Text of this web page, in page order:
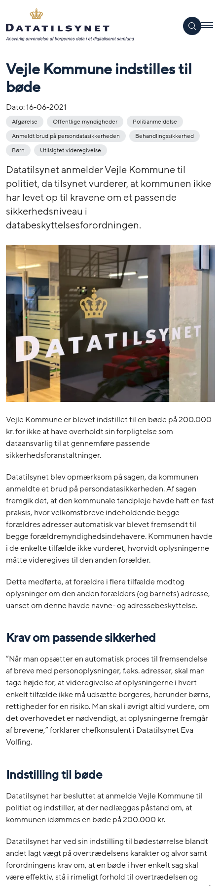
Vejle Kommune indstilles til
bøde
Dato:16-06-2021
Afgørelse Offentlige myndigheder
Politianmeldelse
Anmeldt brud på persondatasikkerheden
Behandlingssikkerhed
Børn
Utilsigtet videregivelse
Datatilsynet anmelder Vejle Kommune til
politiet, da tilsynet vurderer, at kommunen ikke
har levet op til kravene om et passende
sikkerhedsniveau i
databeskyttelsesforordningen.
Vejle Kommune er blevet indstillet til en bøde på 200.000
kr. for ikke at have overholdt sin forpligtelse som
dataansvarlig til at gennemføre passende
sikkerhedsforanstaltninger.
Datatilsynet blev opmærksom på sagen, da kommunen
anmeldte et brud på persondatasikkerheden. Af sagen
fremgik det, at den kommunale tandpleje havde haft en fast
praksis, hvor velkomstbreve indeholdende begge
forældres adresser automatisk var blevet fremsendt til
begge forældremyndighedsindehavere. Kommunen havde
i de enkelte tilfælde ikke vurderet, hvorvidt oplysningerne
måtte videregives til den anden forælder.
Dette medførte, at forældre i flere tilfælde modtog
oplysninger om den anden forælders (og barnets) adresse,
uanset om denne havde navne- og adressebeskyttelse.
Krav om passende sikkerhed
”Når man opsætter en automatisk proces til fremsendelse
af breve med personoplysninger, f.eks. adresser, skal man
tage højde for, at videregivelse af oplysningerne i hvert
enkelt tilfælde ikke må udsætte borgeres, herunder børns,
rettigheder for en risiko. Man skal i øvrigt altid vurdere, om
det overhovedet er nødvendigt, at oplysningerne fremgår
af brevene,” forklarer chefkonsulent i Datatilsynet Eva
Volfing.
Indstilling til bøde
Datatilsynet har besluttet at anmelde Vejle Kommune til
politiet og indstiller, at der nedlægges påstand om, at
kommunen idømmes en bøde på 200.000 kr.
Datatilsynet har ved sin indstilling til bødestørrelse blandt
andet lagt vægt på overtrædelsens karakter og alvor samt
forordningens krav om, at en bøde i hver enkelt sag skal
være effektiv, stå i rimeligt forhold til overtrædelsen og